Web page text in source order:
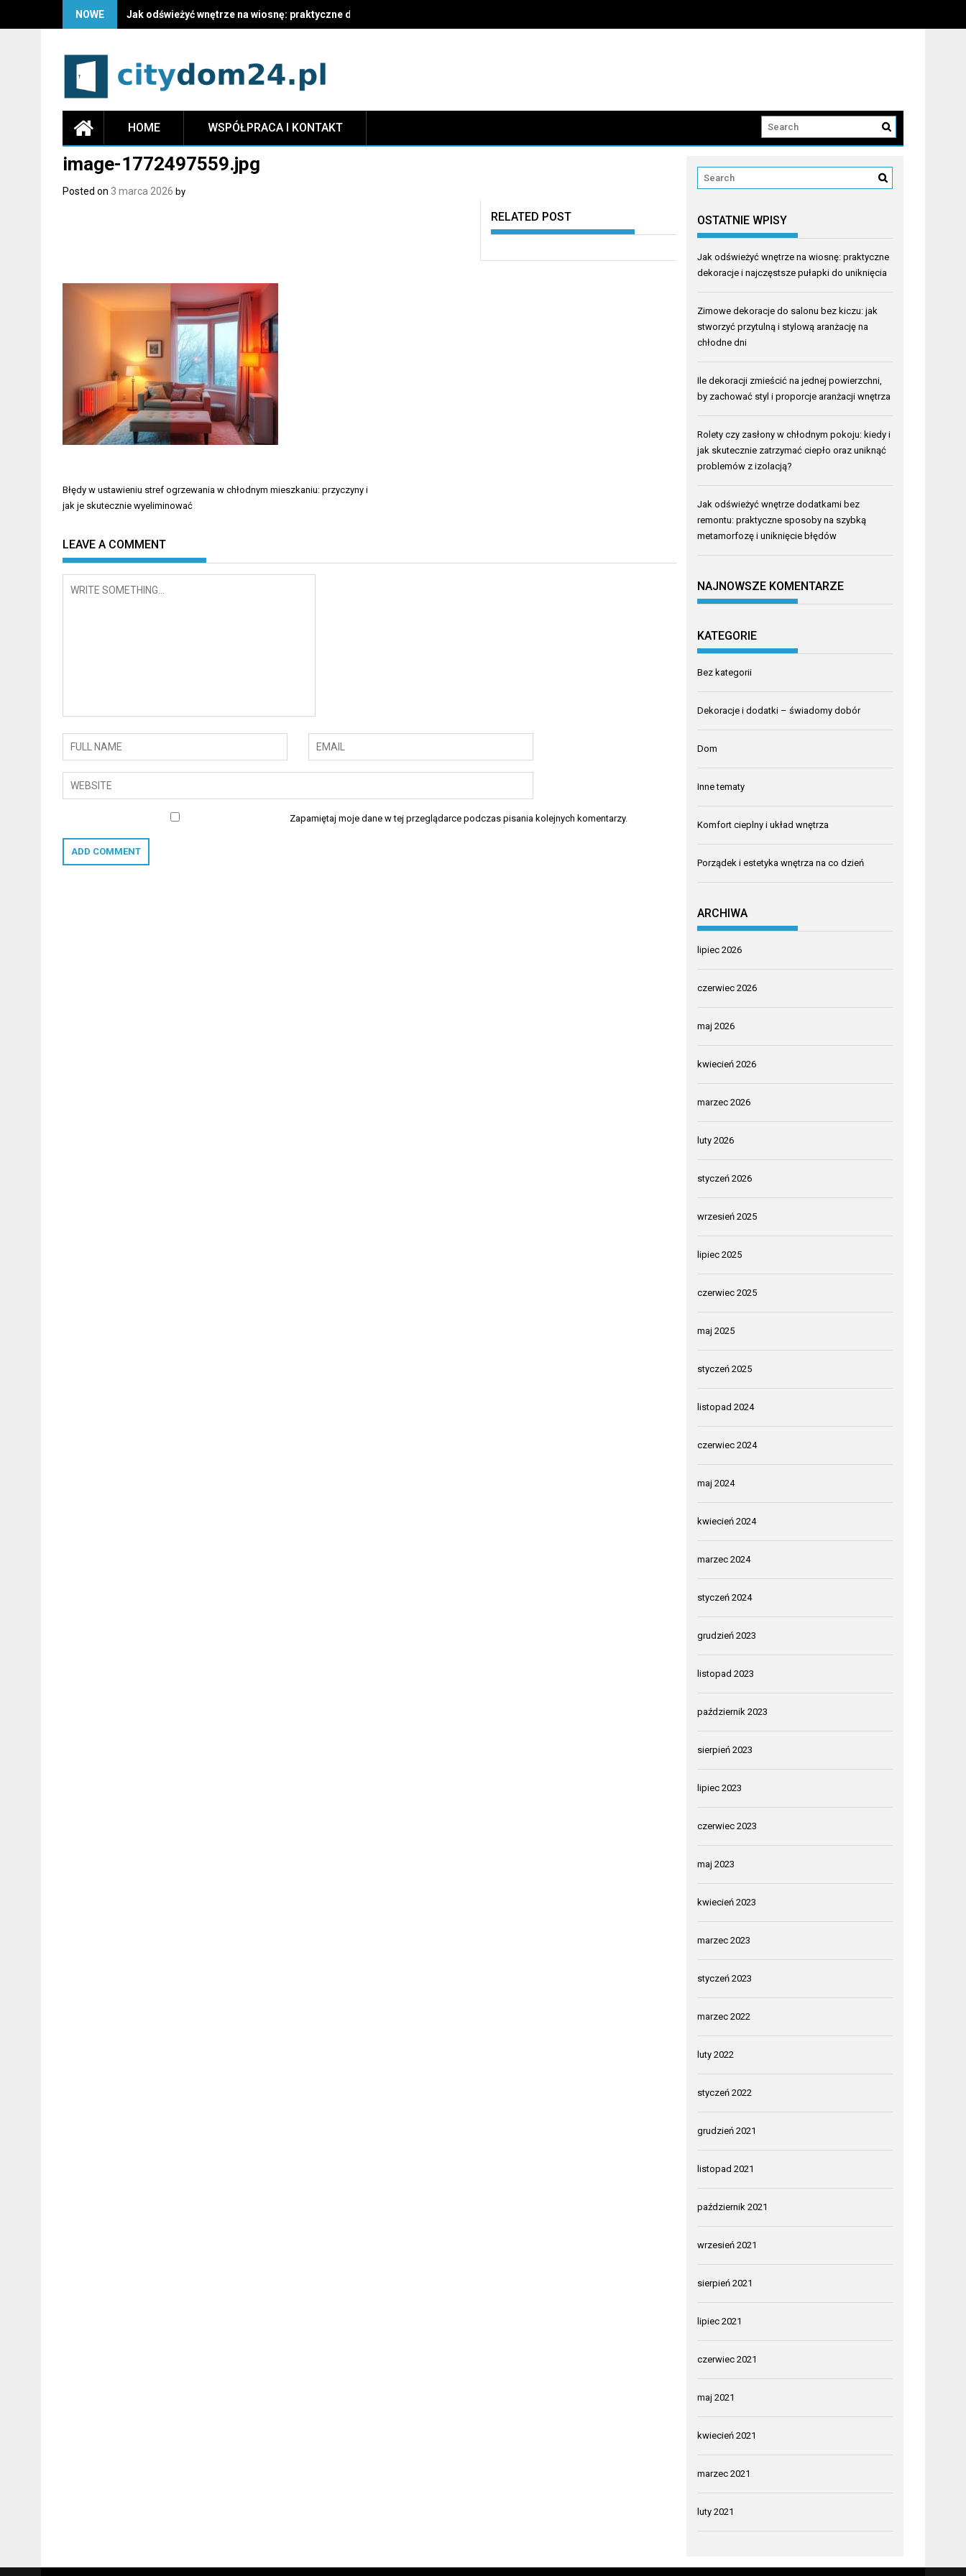
NOWE Jak odświeżyć wnętrze na wiosnę: praktyczne dekoracje i najczęstsze pułapki do uniknięcia
HOME WSPÓŁPRACA I KONTAKT
image-1772497559.jpg
Posted on 3 marca 2026 by
RELATED POST
Nawigacja
wpisu
Błędy w ustawieniu stref ogrzewania w chłodnym mieszkaniu: przyczyny i
jak je skutecznie wyeliminować
LEAVE A COMMENT
Zapamiętaj moje dane w tej przeglądarce podczas pisania kolejnych komentarzy.
OSTATNIE WPISY
Jak odświeżyć wnętrze na wiosnę: praktyczne
dekoracje i najczęstsze pułapki do uniknięcia
Zimowe dekoracje do salonu bez kiczu: jak
stworzyć przytulną i stylową aranżację na
chłodne dni
Ile dekoracji zmieścić na jednej powierzchni,
by zachować styl i proporcje aranżacji wnętrza
Rolety czy zasłony w chłodnym pokoju: kiedy i
jak skutecznie zatrzymać ciepło oraz uniknąć
problemów z izolacją?
Jak odświeżyć wnętrze dodatkami bez
remontu: praktyczne sposoby na szybką
metamorfozę i uniknięcie błędów
NAJNOWSZE KOMENTARZE
KATEGORIE
Bez kategorii
Dekoracje i dodatki – świadomy dobór
Dom
Inne tematy
Komfort cieplny i układ wnętrza
Porządek i estetyka wnętrza na co dzień
ARCHIWA
lipiec 2026
czerwiec 2026
maj 2026
kwiecień 2026
marzec 2026
luty 2026
styczeń 2026
wrzesień 2025
lipiec 2025
czerwiec 2025
maj 2025
styczeń 2025
listopad 2024
czerwiec 2024
maj 2024
kwiecień 2024
marzec 2024
styczeń 2024
grudzień 2023
listopad 2023
październik 2023
sierpień 2023
lipiec 2023
czerwiec 2023
maj 2023
kwiecień 2023
marzec 2023
styczeń 2023
marzec 2022
luty 2022
styczeń 2022
grudzień 2021
listopad 2021
październik 2021
wrzesień 2021
sierpień 2021
lipiec 2021
czerwiec 2021
maj 2021
kwiecień 2021
marzec 2021
luty 2021